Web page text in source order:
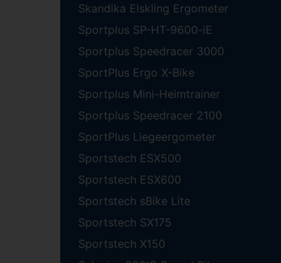
Skandika Elskling Ergometer
Sportplus SP-HT-9600-iE
Sportplus Speedracer 3000
SportPlus Ergo X-Bike
Sportplus Mini-Heimtrainer
Sportplus Speedracer 2100
SportPlus Liegeergometer
Sportstech ESX500
Sportstech ESX600
Sportstech sBike Lite
Sportstech SX175
Sportstech X150